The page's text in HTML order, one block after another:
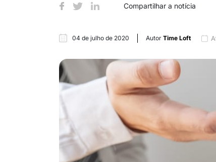
Compartilhar a notícia
04 de julho de 2020 Autor Time Loft